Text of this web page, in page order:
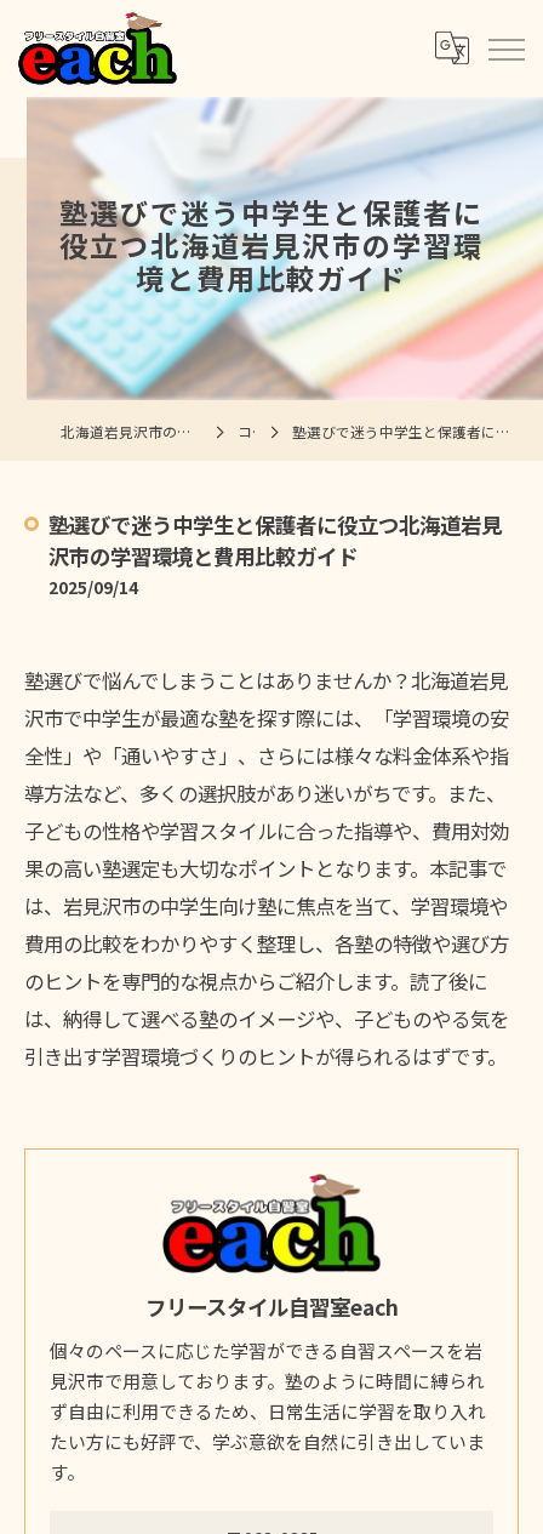
塾選びで迷う中学生と保護者に
役立つ北海道岩見沢市の学習環
境と費用比較ガイド
北海道岩見沢市の塾ならフリースタイル自習室each コラム 塾選びで迷う中学生と保護者に役立つ北海道岩見沢市の学習環境と費用比較ガイド
塾選びで迷う中学生と保護者に役立つ北海道岩見
沢市の学習環境と費用比較ガイド
2025/09/14
塾選びで悩んでしまうことはありませんか？北海道岩見
沢市で中学生が最適な塾を探す際には、「学習環境の安
全性」や「通いやすさ」、さらには様々な料金体系や指
導方法など、多くの選択肢があり迷いがちです。また、
子どもの性格や学習スタイルに合った指導や、費用対効
果の高い塾選定も大切なポイントとなります。本記事で
は、岩見沢市の中学生向け塾に焦点を当て、学習環境や
費用の比較をわかりやすく整理し、各塾の特徴や選び方
のヒントを専門的な視点からご紹介します。読了後に
は、納得して選べる塾のイメージや、子どものやる気を
引き出す学習環境づくりのヒントが得られるはずです。
フリースタイル自習室each
個々のペースに応じた学習ができる自習スペースを岩
見沢市で用意しております。塾のように時間に縛られ
ず自由に利用できるため、日常生活に学習を取り入れ
たい方にも好評で、学ぶ意欲を自然に引き出していま
す。